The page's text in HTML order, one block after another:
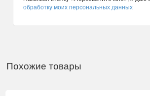
обработку моих персональных данных
Похожие товары